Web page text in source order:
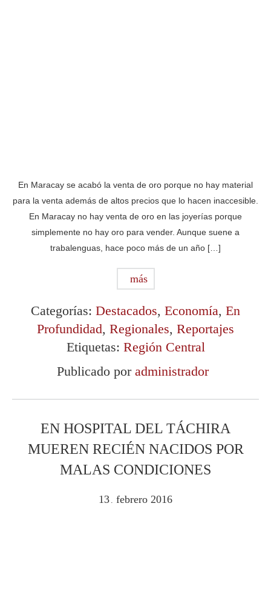
En Maracay se acabó la venta de oro porque no hay material
para la venta además de altos precios que lo hacen inaccesible.
En Maracay no hay venta de oro en las joyerías porque
simplemente no hay oro para vender. Aunque suene a
trabalenguas, hace poco más de un año […]
más
Categorías: Destacados, Economía, En
Profundidad, Regionales, Reportajes
Etiquetas: Región Central
Publicado por administrador
EN HOSPITAL DEL TÁCHIRA
MUEREN RECIÉN NACIDOS POR
MALAS CONDICIONES
13 . febrero 2016